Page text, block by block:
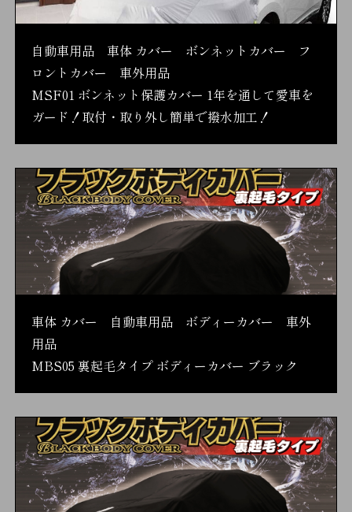
自動車用品 車体 カバー ボンネットカバー フ
ロントカバー 車外用品
MSF01 ボンネット保護カバー 1年を通して愛車を
ガード！取付・取り外し簡単で撥水加工！
車体 カバー 自動車用品 ボディーカバー 車外
用品
MBS05 裏起毛タイプ ボディーカバー ブラック